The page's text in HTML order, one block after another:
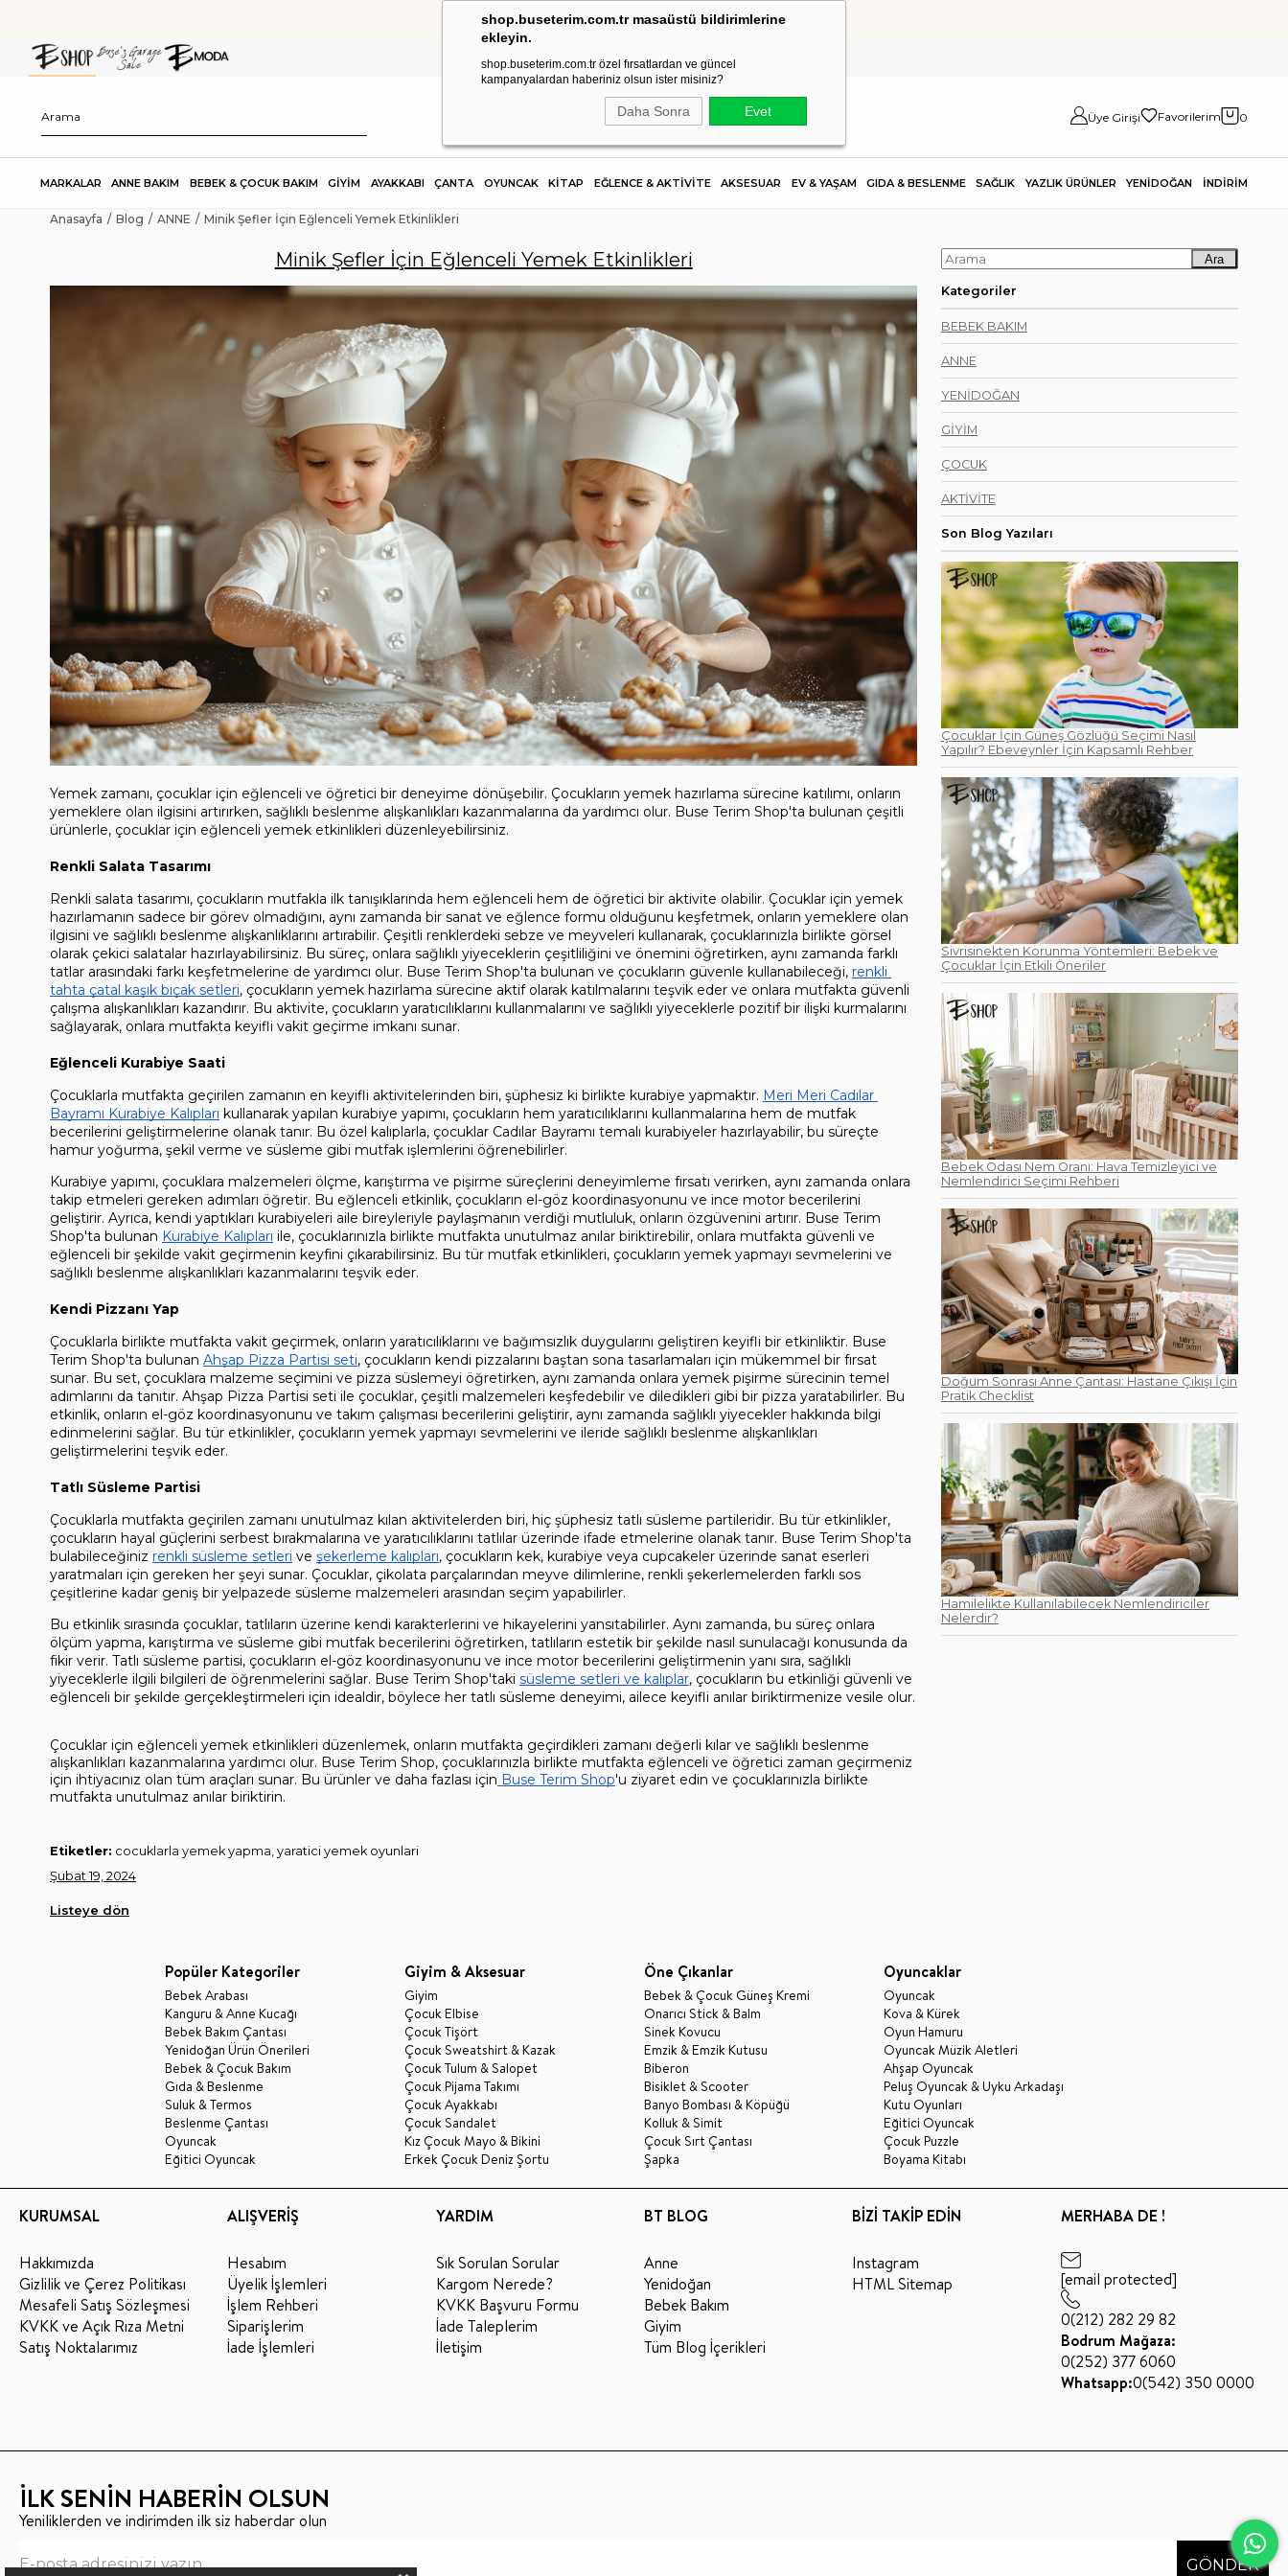
shop.buseterim.com.tr masaüstü bildirimlerine
ekleyin.
shop.buseterim.com.tr özel fırsatlardan ve güncel
kampanyalardan haberiniz olsun ister misiniz?
Daha Sonra Evet
HIZLI KARGO
Üye Girişi Favorilerim 0
MARKALAR ANNE BAKIM BEBEK & ÇOCUK BAKIM GİYİM AYAKKABI ÇANTA OYUNCAK KİTAP EĞLENCE & AKTİVİTE AKSESUAR EV & YAŞAM GIDA & BESLENME SAĞLIK YAZLIK ÜRÜNLER YENİDOĞAN İNDİRİM
Anasayfa Blog ANNE Minik Şefler İçin Eğlenceli Yemek Etkinlikleri
Minik Şefler İçin Eğlenceli Yemek Etkinlikleri
Yemek zamanı, çocuklar için eğlenceli ve öğretici bir deneyime dönüşebilir. Çocukların yemek hazırlama sürecine katılımı, onların
yemeklere olan ilgisini artırırken, sağlıklı beslenme alışkanlıkları kazanmalarına da yardımcı olur. Buse Terim Shop'ta bulunan çeşitli
ürünlerle, çocuklar için eğlenceli yemek etkinlikleri düzenleyebilirsiniz.
Renkli Salata Tasarımı
Renkli salata tasarımı, çocukların mutfakla ilk tanışıklarında hem eğlenceli hem de öğretici bir aktivite olabilir. Çocuklar için yemek
hazırlamanın sadece bir görev olmadığını, aynı zamanda bir sanat ve eğlence formu olduğunu keşfetmek, onların yemeklere olan
ilgisini ve sağlıklı beslenme alışkanlıklarını artırabilir. Çeşitli renklerdeki sebze ve meyveleri kullanarak, çocuklarınızla birlikte görsel
olarak çekici salatalar hazırlayabilirsiniz. Bu süreç, onlara sağlıklı yiyeceklerin çeşitliliğini ve önemini öğretirken, aynı zamanda farklı
tatlar arasındaki farkı keşfetmelerine de yardımcı olur. Buse Terim Shop'ta bulunan ve çocukların güvenle kullanabileceği, renkli
tahta çatal kaşık bıçak setleri, çocukların yemek hazırlama sürecine aktif olarak katılmalarını teşvik eder ve onlara mutfakta güvenli
çalışma alışkanlıkları kazandırır. Bu aktivite, çocukların yaratıcılıklarını kullanmalarını ve sağlıklı yiyeceklerle pozitif bir ilişki kurmalarını
sağlayarak, onlara mutfakta keyifli vakit geçirme imkanı sunar.
Eğlenceli Kurabiye Saati
Çocuklarla mutfakta geçirilen zamanın en keyifli aktivitelerinden biri, şüphesiz ki birlikte kurabiye yapmaktır. Meri Meri Cadılar
Bayramı Kurabiye Kalıpları kullanarak yapılan kurabiye yapımı, çocukların hem yaratıcılıklarını kullanmalarına hem de mutfak
becerilerini geliştirmelerine olanak tanır. Bu özel kalıplarla, çocuklar Cadılar Bayramı temalı kurabiyeler hazırlayabilir, bu süreçte
hamur yoğurma, şekil verme ve süsleme gibi mutfak işlemlerini öğrenebilirler.
Kurabiye yapımı, çocuklara malzemeleri ölçme, karıştırma ve pişirme süreçlerini deneyimleme fırsatı verirken, aynı zamanda onlara
takip etmeleri gereken adımları öğretir. Bu eğlenceli etkinlik, çocukların el-göz koordinasyonunu ve ince motor becerilerini
geliştirir. Ayrıca, kendi yaptıkları kurabiyeleri aile bireyleriyle paylaşmanın verdiği mutluluk, onların özgüvenini artırır. Buse Terim
Shop'ta bulunan Kurabiye Kalıpları ile, çocuklarınızla birlikte mutfakta unutulmaz anılar biriktirebilir, onlara mutfakta güvenli ve
eğlenceli bir şekilde vakit geçirmenin keyfini çıkarabilirsiniz. Bu tür mutfak etkinlikleri, çocukların yemek yapmayı sevmelerini ve
sağlıklı beslenme alışkanlıkları kazanmalarını teşvik eder.
Kendi Pizzanı Yap
Çocuklarla birlikte mutfakta vakit geçirmek, onların yaratıcılıklarını ve bağımsızlık duygularını geliştiren keyifli bir etkinliktir. Buse
Terim Shop'ta bulunan Ahşap Pizza Partisi seti, çocukların kendi pizzalarını baştan sona tasarlamaları için mükemmel bir fırsat
sunar. Bu set, çocuklara malzeme seçimini ve pizza süslemeyi öğretirken, aynı zamanda onlara yemek pişirme sürecinin temel
adımlarını da tanıtır. Ahşap Pizza Partisi seti ile çocuklar, çeşitli malzemeleri keşfedebilir ve diledikleri gibi bir pizza yaratabilirler. Bu
etkinlik, onların el-göz koordinasyonunu ve takım çalışması becerilerini geliştirir, aynı zamanda sağlıklı yiyecekler hakkında bilgi
edinmelerini sağlar. Bu tür etkinlikler, çocukların yemek yapmayı sevmelerini ve ileride sağlıklı beslenme alışkanlıkları
geliştirmelerini teşvik eder.
Tatlı Süsleme Partisi
Çocuklarla mutfakta geçirilen zamanı unutulmaz kılan aktivitelerden biri, hiç şüphesiz tatlı süsleme partileridir. Bu tür etkinlikler,
çocukların hayal güçlerini serbest bırakmalarına ve yaratıcılıklarını tatlılar üzerinde ifade etmelerine olanak tanır. Buse Terim Shop'ta
bulabileceğiniz renkli süsleme setleri ve şekerleme kalıpları, çocukların kek, kurabiye veya cupcakeler üzerinde sanat eserleri
yaratmaları için gereken her şeyi sunar. Çocuklar, çikolata parçalarından meyve dilimlerine, renkli şekerlemelerden farklı sos
çeşitlerine kadar geniş bir yelpazede süsleme malzemeleri arasından seçim yapabilirler.
Bu etkinlik sırasında çocuklar, tatlıların üzerine kendi karakterlerini ve hikayelerini yansıtabilirler. Aynı zamanda, bu süreç onlara
ölçüm yapma, karıştırma ve süsleme gibi mutfak becerilerini öğretirken, tatlıların estetik bir şekilde nasıl sunulacağı konusunda da
fikir verir. Tatlı süsleme partisi, çocukların el-göz koordinasyonunu ve ince motor becerilerini geliştirmenin yanı sıra, sağlıklı
yiyeceklerle ilgili bilgileri de öğrenmelerini sağlar. Buse Terim Shop'taki süsleme setleri ve kalıplar, çocukların bu etkinliği güvenli ve
eğlenceli bir şekilde gerçekleştirmeleri için idealdir, böylece her tatlı süsleme deneyimi, ailece keyifli anılar biriktirmenize vesile olur.
Çocuklar için eğlenceli yemek etkinlikleri düzenlemek, onların mutfakta geçirdikleri zamanı değerli kılar ve sağlıklı beslenme
alışkanlıkları kazanmalarına yardımcı olur. Buse Terim Shop, çocuklarınızla birlikte mutfakta eğlenceli ve öğretici zaman geçirmeniz
için ihtiyacınız olan tüm araçları sunar. Bu ürünler ve daha fazlası için Buse Terim Shop'u ziyaret edin ve çocuklarınızla birlikte
mutfakta unutulmaz anılar biriktirin.
Etiketler: cocuklarla yemek yapma, yaratici yemek oyunlari
Şubat 19, 2024
Listeye dön
Ara
Kategoriler
BEBEK BAKIM
ANNE
YENİDOĞAN
GİYİM
ÇOCUK
AKTİVİTE
Son Blog Yazıları
Çocuklar İçin Güneş Gözlüğü Seçimi Nasıl
Yapılır? Ebeveynler İçin Kapsamlı Rehber
Sivrisinekten Korunma Yöntemleri: Bebek ve
Çocuklar İçin Etkili Öneriler
Bebek Odası Nem Oranı: Hava Temizleyici ve
Nemlendirici Seçimi Rehberi
Doğum Sonrası Anne Çantası: Hastane Çıkışı İçin
Pratik Checklist
Hamilelikte Kullanılabilecek Nemlendiriciler
Nelerdir?
Popüler Kategoriler
Bebek Arabası
Kanguru & Anne Kucağı
Bebek Bakım Çantası
Yenidoğan Ürün Önerileri
Bebek & Çocuk Bakım
Gıda & Beslenme
Suluk & Termos
Beslenme Çantası
Oyuncak
Eğitici Oyuncak
Giyim & Aksesuar
Giyim
Çocuk Elbise
Çocuk Tişört
Çocuk Sweatshirt & Kazak
Çocuk Tulum & Salopet
Çocuk Pijama Takımı
Çocuk Ayakkabı
Çocuk Sandalet
Kız Çocuk Mayo & Bikini
Erkek Çocuk Deniz Şortu
Öne Çıkanlar
Bebek & Çocuk Güneş Kremi
Onarıcı Stick & Balm
Sinek Kovucu
Emzik & Emzik Kutusu
Biberon
Bisiklet & Scooter
Banyo Bombası & Köpüğü
Kolluk & Simit
Çocuk Sırt Çantası
Şapka
Oyuncaklar
Oyuncak
Kova & Kürek
Oyun Hamuru
Oyuncak Müzik Aletleri
Ahşap Oyuncak
Peluş Oyuncak & Uyku Arkadaşı
Kutu Oyunları
Eğitici Oyuncak
Çocuk Puzzle
Boyama Kitabı
KURUMSAL
Hakkımızda
Gizlilik ve Çerez Politikası
Mesafeli Satış Sözleşmesi
KVKK ve Açık Rıza Metni
Satış Noktalarımız
ALIŞVERİŞ
Hesabım
Üyelik İşlemleri
İşlem Rehberi
Siparişlerim
İade İşlemleri
YARDIM
Sık Sorulan Sorular
Kargom Nerede?
KVKK Başvuru Formu
İade Taleplerim
İletişim
BT BLOG
Anne
Yenidoğan
Bebek Bakım
Giyim
Tüm Blog İçerikleri
BİZİ TAKİP EDİN
Instagram
HTML Sitemap
MERHABA DE !
[email protected]
0(212) 282 29 82
Bodrum Mağaza:
0(252) 377 6060
Whatsapp:0(542) 350 0000
İLK SENİN HABERİN OLSUN
Yeniliklerden ve indirimden ilk siz haberdar olun
GÖNDER